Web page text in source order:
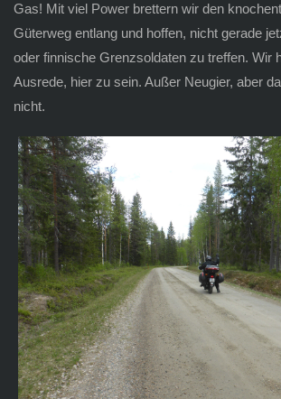
Gas! Mit viel Power brettern wir den
Güterweg entlang und hoffen, nicht gerade
oder finnische Grenzsoldaten zu treffen. Wir
Ausrede, hier zu sein. Außer Neugier, aber
nicht.